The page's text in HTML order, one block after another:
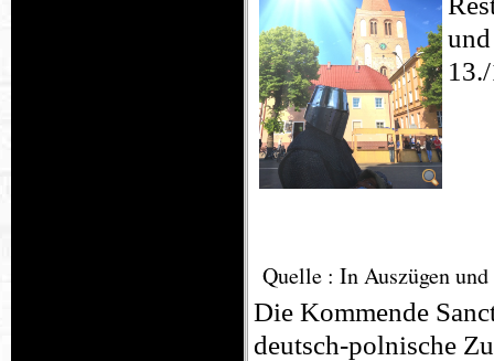
Quelle : In Auszügen
Die Kommende
deutsch-polnische